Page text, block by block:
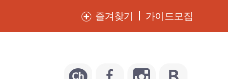
즐겨찾기 가이드모집